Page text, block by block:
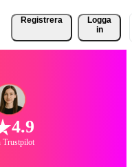
Registrera
Logga
in
4.9
Trustpilot